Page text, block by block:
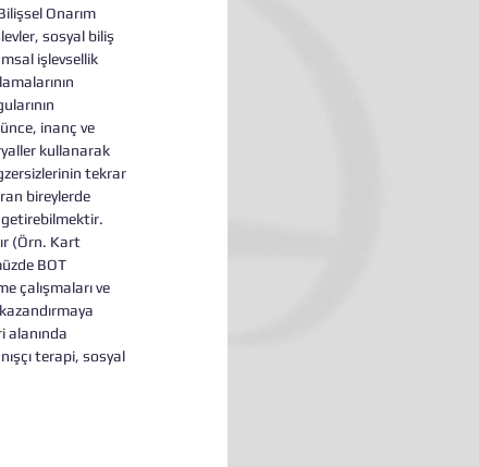
Onarım
sosyal biliş
işlevsellik
inanç ve
kullanarak
tekrar
bireylerde
getirebilmektir.
(Örn. Kart
BOT
çalışmaları ve
alanında
terapi, sosyal